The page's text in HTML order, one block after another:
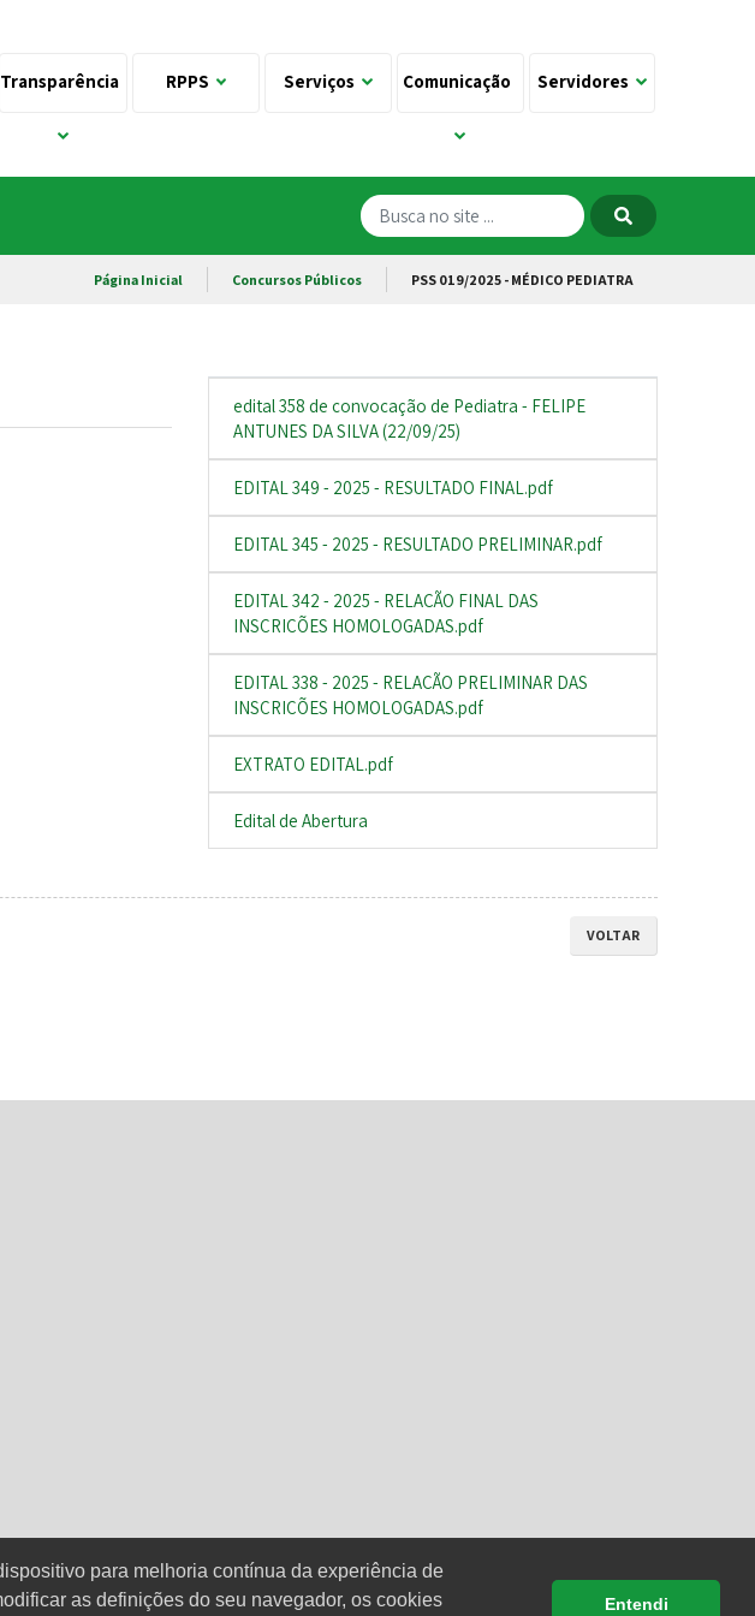
para melhoria contínua da experiência de
as definições do seu navegador, os cookies
Entendi
Transparência RPPS Serviços Comunicação Servidores
Página Inicial Concursos Públicos PSS 019/2025 - MÉDICO PEDIATRA
edital 358 de convocação de Pediatra - FELIPE
ANTUNES DA SILVA (22/09/25)
EDITAL 349 - 2025 - RESULTADO FINAL.pdf
EDITAL 345 - 2025 - RESULTADO PRELIMINAR.pdf
EDITAL 342 - 2025 - RELAÇÃO FINAL DAS
INSCRIÇÕES HOMOLOGADAS.pdf
EDITAL 338 - 2025 - RELAÇÃO PRELIMINAR DAS
INSCRIÇÕES HOMOLOGADAS.pdf
EXTRATO EDITAL.pdf
Edital de Abertura
VOLTAR